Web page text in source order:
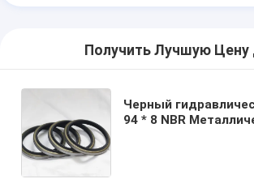
Получить Лучшую Цену
Черный
94 * 8 NBR